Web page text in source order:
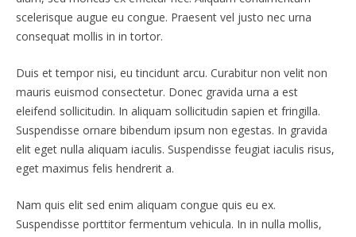
scelerisque augue eu congue. Praesent vel justo nec urna
consequat mollis in in tortor.
Duis et tempor nisi, eu tincidunt arcu. Curabitur non velit non
mauris euismod consectetur. Donec gravida urna a est
eleifend sollicitudin. In aliquam sollicitudin sapien et fringilla.
Suspendisse ornare bibendum ipsum non egestas. In gravida
elit eget nulla aliquam iaculis. Suspendisse feugiat iaculis risus,
eget maximus felis hendrerit a.
Nam quis elit sed enim aliquam congue quis eu ex.
Suspendisse porttitor fermentum vehicula. In in nulla mollis,